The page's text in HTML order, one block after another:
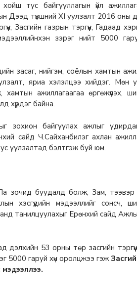
тус байгууллагын үйл
Дээд түвшний XI уулзалт 2016 оны
Засгийн газрын тэргүүн, Гадаад
зэрэг нийт 5000
засаг, нийгэм, соёлын хамтын
яриа хэлэлцээ хийдэг. Мөн
хамтын ажиллагаагаа өргөжүүлэх,
хүрдэг байна.
зохион байгуулах ажлыг
сайд Ч.Сайханбилэг ахлан
уулзалтад бэлтгэж буй юм.
зочид буудалд болж, Зам, тээвэр
мэдээллийг сонсч,
танилцуулахыг Ерөнхий сайд
53 орны төр засгийн
5000 гаруй хүн оролцжээ гэж